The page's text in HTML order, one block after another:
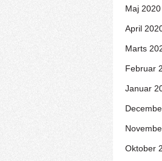
Maj
April
Marts
Februar
Januar
Oktober